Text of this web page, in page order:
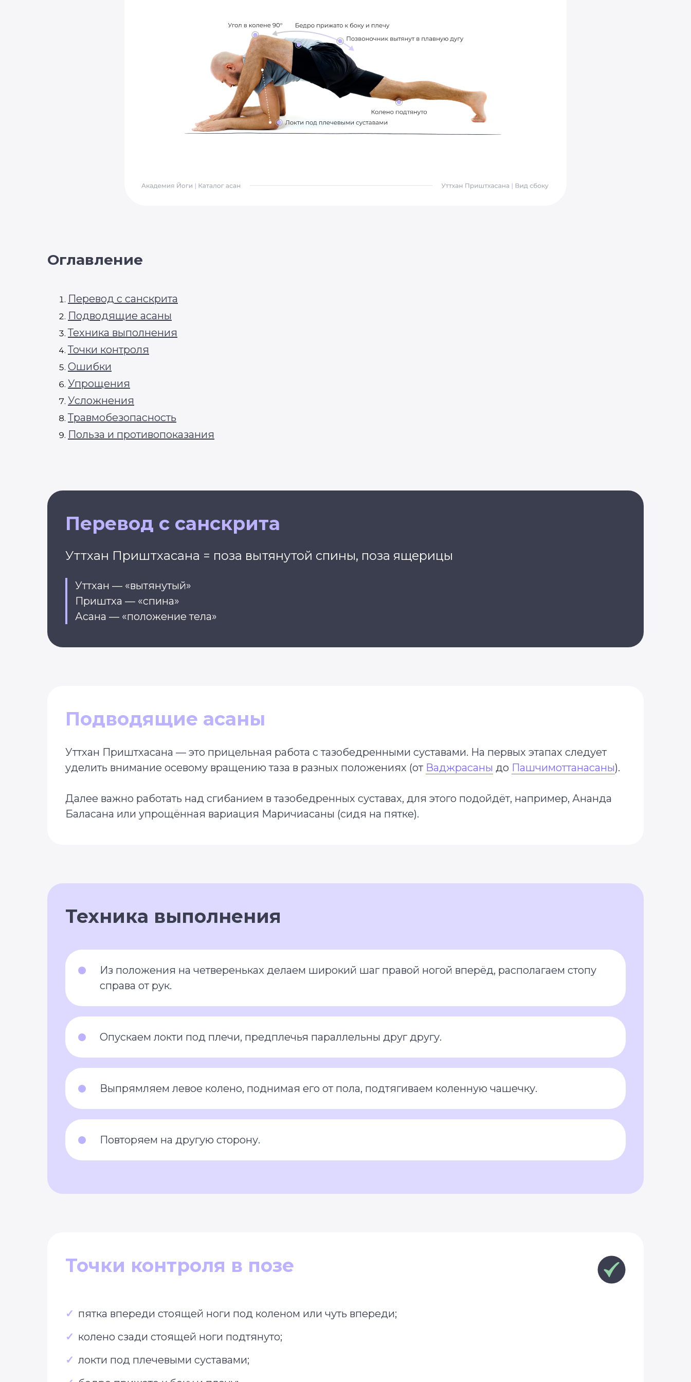
Оглавление
Перевод с санскрита
Подводящие асаны
Техника выполнения
Точки контроля
Ошибки
Упрощения
Усложнения
Травмобезопасность
Польза и противопоказания
Перевод с санскрита
Уттхан Приштхасана = поза вытянутой спины, поза ящерицы
Уттхан — «вытянутый»
Приштха — «спина»
Асана — «положение тела»
Подводящие асаны
Уттхан Приштхасана — это прицельная работа с тазобедренными суставами. На первых этапах следует
уделить внимание осевому вращению таза в разных положениях (от Ваджрасаны до Пашчимоттанасаны).
Далее важно работать над сгибанием в тазобедренных суставах, для этого подойдёт, например, Ананда
Баласана или упрощённая вариация Маричиасаны (сидя на пятке).
Техника выполнения
Из положения на четвереньках делаем широкий шаг правой ногой вперёд, располагаем стопу
справа от рук.
Опускаем локти под плечи, предплечья параллельны друг другу.
Выпрямляем левое колено, поднимая его от пола, подтягиваем коленную чашечку.
Повторяем на другую сторону.
Точки контроля в позе
✓ пятка впереди стоящей ноги под коленом или чуть впереди;
✓ колено сзади стоящей ноги подтянуто;
✓ локти под плечевыми суставами;